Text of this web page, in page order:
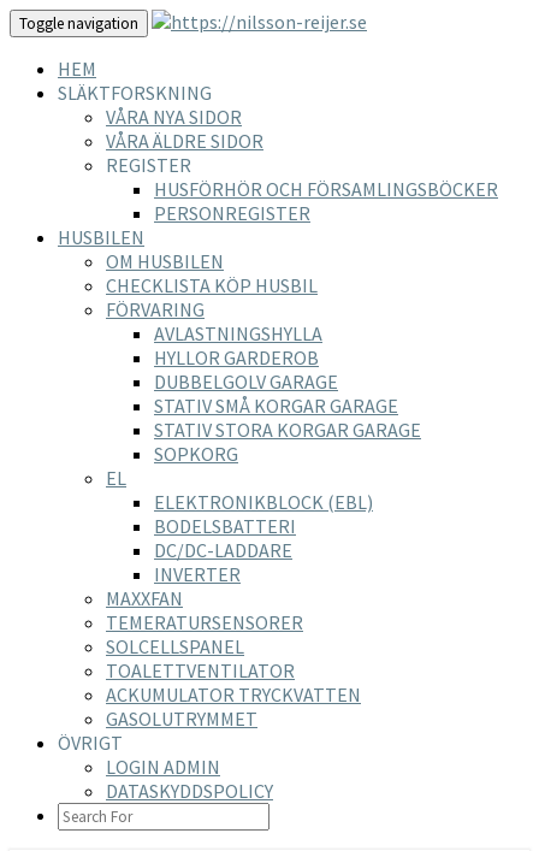
Toggle navigation
HEM
SLÄKTFORSKNING
VÅRA NYA SIDOR
VÅRA ÄLDRE SIDOR
REGISTER
HUSFÖRHÖR OCH FÖRSAMLINGSBÖCKER
PERSONREGISTER
HUSBILEN
OM HUSBILEN
CHECKLISTA KÖP HUSBIL
FÖRVARING
AVLASTNINGSHYLLA
HYLLOR GARDEROB
DUBBELGOLV GARAGE
STATIV SMÅ KORGAR GARAGE
STATIV STORA KORGAR GARAGE
SOPKORG
EL
ELEKTRONIKBLOCK (EBL)
BODELSBATTERI
DC/DC-LADDARE
INVERTER
MAXXFAN
TEMERATURSENSORER
SOLCELLSPANEL
TOALETTVENTILATOR
ACKUMULATOR TRYCKVATTEN
GASOLUTRYMMET
ÖVRIGT
LOGIN ADMIN
DATASKYDDSPOLICY
SEARCH
ICON